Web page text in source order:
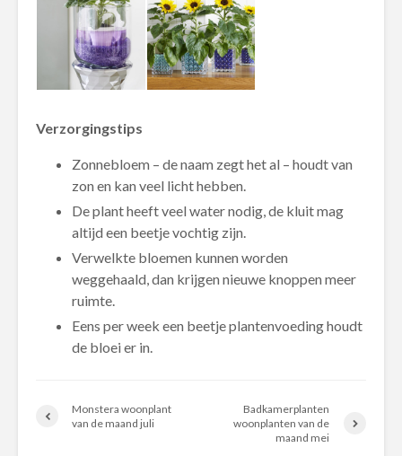
Verzorgingstips
Zonnebloem – de naam zegt het al – houdt van
zon en kan veel licht hebben.
De plant heeft veel water nodig, de kluit mag
altijd een beetje vochtig zijn.
Verwelkte bloemen kunnen worden
weggehaald, dan krijgen nieuwe knoppen meer
ruimte.
Eens per week een beetje plantenvoeding houdt
de bloei er in.
Monstera woonplant
van de maand juli
Badkamerplanten
woonplanten van de
maand mei